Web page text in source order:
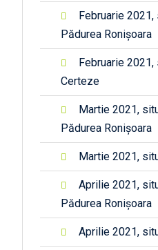
Februarie
Pădurea Ronișoara
Februarie
Certeze
Martie 2021,
Pădurea Ronișoara
Martie 2021,
Aprilie 2021,
Pădurea Ronișoara
Aprilie 2021,